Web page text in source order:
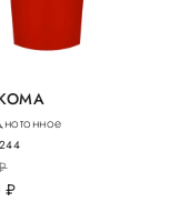
руб.
44